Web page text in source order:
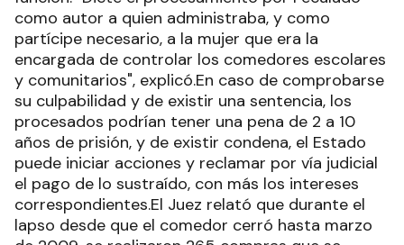
como autor a quien administraba, y como
partícipe necesario, a la mujer que era la
encargada de controlar los comedores escolares
y comunitarios", explicó.En caso de comprobarse
su culpabilidad y de existir una sentencia, los
procesados podrían tener una pena de 2 a 10
años de prisión, y de existir condena, el Estado
puede iniciar acciones y reclamar por vía judicial
el pago de lo sustraído, con más los intereses
correspondientes.El Juez relató que durante el
lapso desde que el comedor cerró hasta marzo